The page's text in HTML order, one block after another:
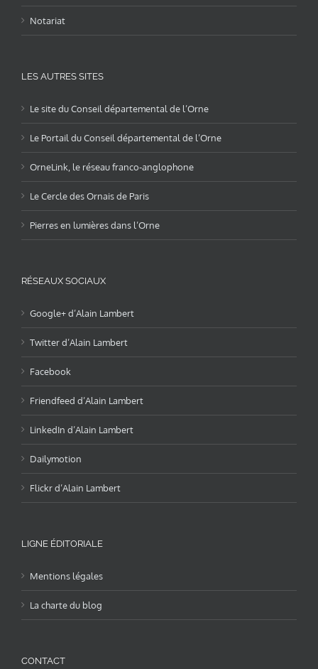
Notariat
LES AUTRES SITES
Le site du Conseil départemental de l’Orne
Le Portail du Conseil départemental de l’Orne
OrneLink, le réseau franco-anglophone
Le Cercle des Ornais de Paris
Pierres en lumières dans l’Orne
RÉSEAUX SOCIAUX
Google+ d’Alain Lambert
Twitter d’Alain Lambert
Facebook
Friendfeed d’Alain Lambert
LinkedIn d’Alain Lambert
Dailymotion
Flickr d’Alain Lambert
LIGNE ÉDITORIALE
Mentions légales
La charte du blog
CONTACT